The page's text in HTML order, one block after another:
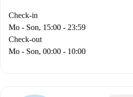
Check-in
Mo - Son, 15:00 - 23:59
Check-out
Mo - Son, 00:00 - 10:00